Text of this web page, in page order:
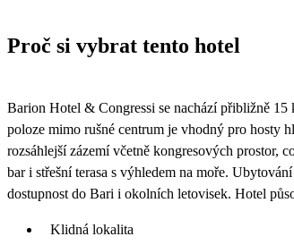
Proč si vybrat tento hotel
Barion Hotel & Congressi se nachází přibližně
poloze mimo rušné centrum je vhodný pro hosty
rozsáhlejší zázemí včetně kongresových prostor,
bar i střešní terasa s výhledem na moře.
dostupnost do Bari i okolních letovisek. Hotel
Klidná lokalita